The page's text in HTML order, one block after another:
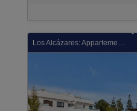
Los Alcázares: Appartements mit 3 Schlafzimmern, 2 Bädern, Gemeinschaftspool und Tiefgaragenstellplatz im La Serena Golf Komplex